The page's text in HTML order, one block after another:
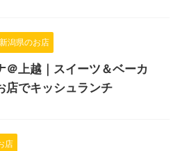
新潟県のお店
＠上越｜スイーツ＆ベーカ
店でキッシュランチ
店